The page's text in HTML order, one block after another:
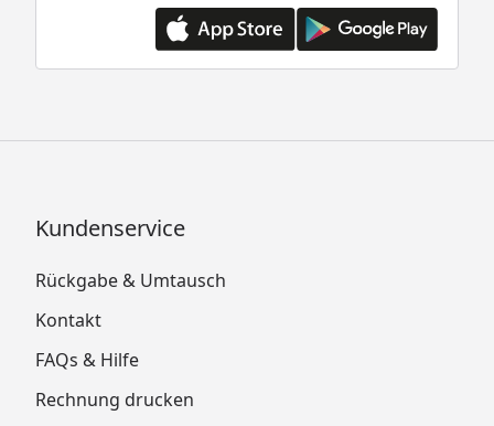
Kundenservice
Rückgabe & Umtausch
Kontakt
FAQs & Hilfe
Rechnung drucken